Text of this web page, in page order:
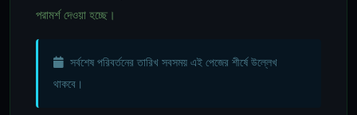
পরামর্শ দেওয়া হচ্ছে।
সর্বশেষ পরিবর্তনের তারিখ সবসময় এই পেজের শীর্ষে উল্লেখ
থাকবে।